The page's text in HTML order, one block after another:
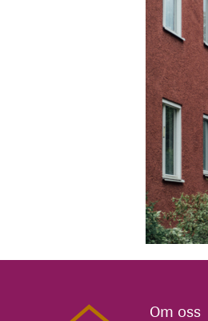
Om oss